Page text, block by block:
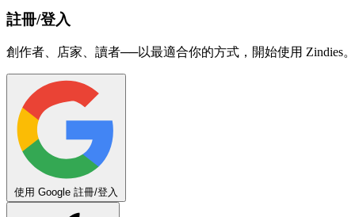
註冊/登入
創作者、店家、讀者──以最適合你的方式，開始使用 Zindies。
使用 Google 註冊/登入